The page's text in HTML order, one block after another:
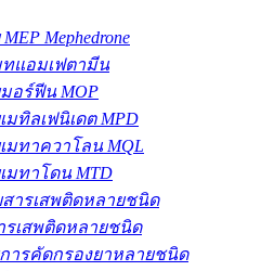
Mephedrone
ทแอมเฟตามีน
อร์ฟีน MOP
ทิลเฟนิเดต MPD
มทาควาโลน MQL
มทาโดน MTD
ารเสพติดหลายชนิด
รเสพติดหลายชนิด
ารคัดกรองยาหลายชนิด